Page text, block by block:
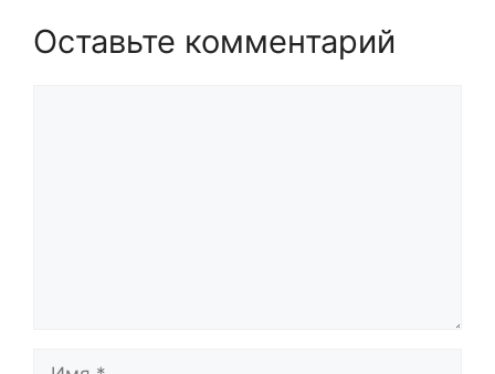
Оставьте комментарий
Имя